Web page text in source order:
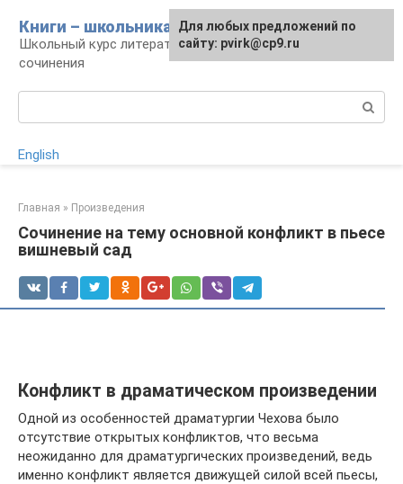
контенту
Книги – школьникам
Школьный курс литературы: уроки и
сочинения
English
Главная » Произведения
Сочинение на тему основной конфликт в пьесе
вишневый сад
Конфликт в драматическом произведении
Одной из особенностей драматургии Чехова было
отсутствие открытых конфликтов, что весьма
неожиданно для драматургических произведений, ведь
именно конфликт является движущей силой всей пьесы,
Для любых предложений по
сайту: pvirk@cp9.ru